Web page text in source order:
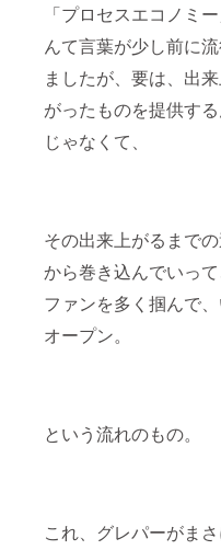
「プロセスエコノミ
んて言葉が少し前に流
ましたが、要は、出
がったものを提供す
じゃなくて、
その出来上がるまで
から巻き込んでいって
ファンを多く掴んで
オープン。
という流れのもの。
これ、グレパーがま